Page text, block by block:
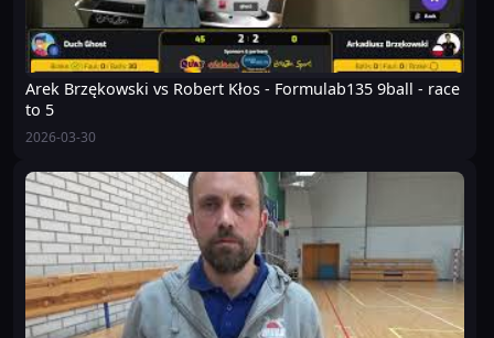
Arek Brzękowski vs Robert Kłos - Formulab135 9ball - race
to 5
2026-03-30